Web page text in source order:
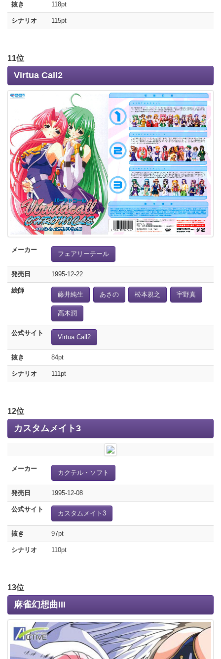
抜き 118pt
シナリオ 115pt
11位
Virtua Call2
メーカー
フェアリーテール
発売日 1995-12-22
絵師
藤井純生 あさの 松本規之 宇野真
高木潤
公式サイト
Virtua Call2
抜き 84pt
シナリオ 111pt
12位
カスタムメイト3
メーカー
カクテル・ソフト
発売日 1995-12-08
公式サイト
カスタムメイト3
抜き 97pt
シナリオ 110pt
13位
麻雀幻想曲III